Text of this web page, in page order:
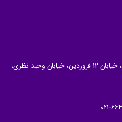
تهران، میدان انقلاب، خیابان 12 فروردین، خیابان وحید نظری،